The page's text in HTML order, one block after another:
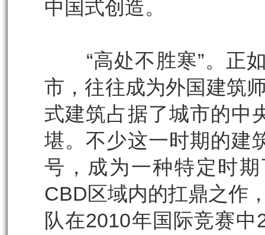
中国式创造。
“高处不胜寒”。正如
市，往往成为外国建筑
式建筑占据了城市的中
堪。不少这一时期的建
号，成为一种特定时
CBD区域内的扛鼎之作
队在2010年国际竞赛